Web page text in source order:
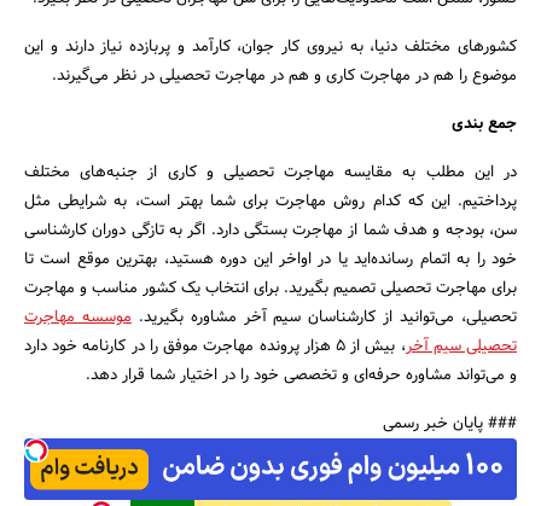
کشورهای مختلف دنیا، به نیروی کار جوان، کارآمد و پربازده نیاز دارند و این
موضوع را هم در مهاجرت کاری و هم در مهاجرت تحصیلی در نظر می‌گیرند.
جمع بندی
در این مطلب به مقایسه مهاجرت تحصیلی و کاری از جنبه‌های مختلف
پرداختیم. این که کدام روش مهاجرت برای شما بهتر است، به شرایطی مثل
سن، بودجه و هدف شما از مهاجرت بستگی دارد. اگر به تازگی دوران کارشناسی
خود را به اتمام رسانده‌اید یا در اواخر این دوره هستید، بهترین موقع است تا
برای مهاجرت تحصیلی تصمیم بگیرید. برای انتخاب یک کشور مناسب و مهاجرت
تحصیلی، می‌توانید از کارشناسان سیم آخر مشاوره بگیرید.موسسه مهاجرت
تحصیلی سیم آخر
، بیش از ۵ هزار پرونده مهاجرت موفق را در کارنامه خود دارد
و می‌تواند مشاوره حرفه‌ای و تخصصی خود را در اختیار شما قرار دهد.
### پایان خبر رسمی